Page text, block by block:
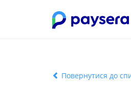
Повернутися до